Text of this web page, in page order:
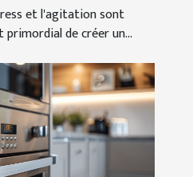
et l'agitation sont
de créer un...